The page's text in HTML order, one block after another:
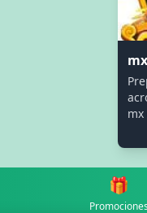
🎁
Promociones